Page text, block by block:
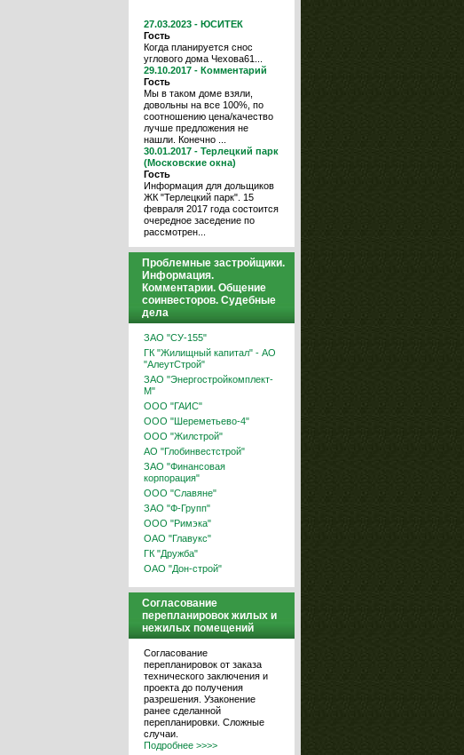
27.03.2023 - ЮСИТЕК
Гость
Когда планируется снос
углового дома Чехова61...
29.10.2017 - Комментарий
Гость
Мы в таком доме взяли,
довольны на все 100%, по
соотношению цена/качество
лучше предложения не
нашли. Конечно ...
30.01.2017 - Терлецкий парк
(Московские окна)
Гость
Информация для дольщиков
ЖК "Терлецкий парк". 15
февраля 2017 года состоится
очередное заседение по
рассмотрен...
Проблемные застройщики.
Информация.
Комментарии. Общение
соинвесторов. Судебные
дела
ЗАО "СУ-155"
ГК "Жилищный капитал" - АО
"АлеутСтрой"
ЗАО "Энергостройкомплект-
М"
ООО "ГАИС"
ООО "Шереметьево-4"
ООО "Жилстрой"
АО "Глобинвестстрой"
ЗАО "Финансовая
корпорация"
ООО "Славяне"
ЗАО "Ф-Групп"
ООО "Римэка"
ОАО "Главукс"
ГК "Дружба"
ОАО "Дон-строй"
Согласование
перепланировок жилых и
нежилых помещений
Согласование
перепланировок от заказа
технического заключения и
проекта до получения
разрешения. Узаконение
ранее сделанной
перепланировки. Сложные
случаи.
Подробнее >>>>